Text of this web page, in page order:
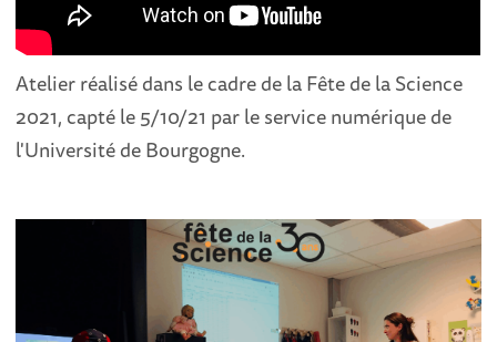
Atelier réalisé dans le cadre de la Fête de la Science
2021, capté le 5/10/21 par le service numérique de
l'Université de Bourgogne.